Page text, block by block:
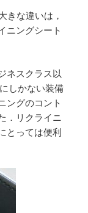
きな違いは，
ニングシート
ネスクラス以
しかない装備
ングのコント
．リクライニ
とっては便利